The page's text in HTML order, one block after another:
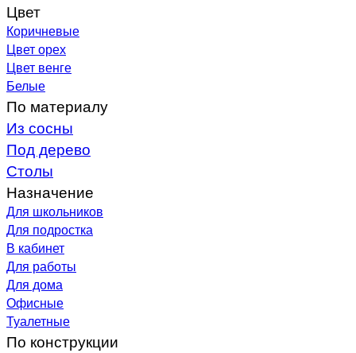
Цвет
Коричневые
Цвет орех
Цвет венге
Белые
По материалу
Из сосны
Под дерево
Столы
Назначение
Для школьников
Для подростка
В кабинет
Для работы
Для дома
Офисные
Туалетные
По конструкции